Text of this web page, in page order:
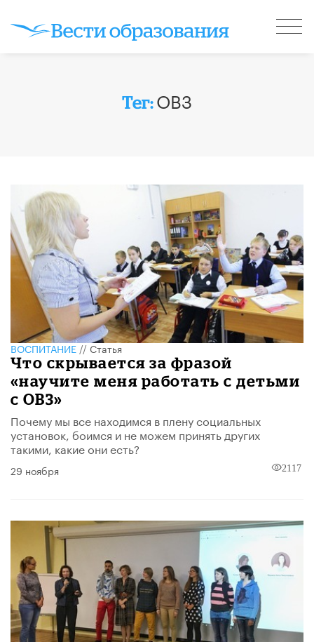
Тег:ОВЗ
ВОСПИТАНИЕ//Статья
Что скрывается за фразой
«научите меня работать с детьми
с ОВЗ»
Почему мы все находимся в плену социальных
установок, боимся и не можем принять других
такими, какие они есть?
29 ноября 2117